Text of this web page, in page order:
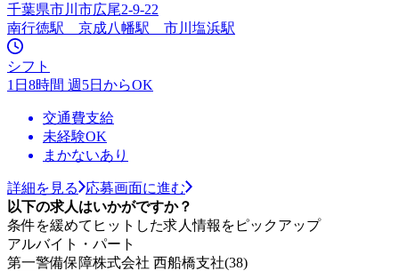
千葉県市川市広尾2-9-22
南行徳駅 京成八幡駅 市川塩浜駅
シフト
1日8時間 週5日からOK
交通費支給
未経験OK
まかないあり
詳細を見る
応募画面に進む
以下の求人はいかがですか？
条件を緩めてヒットした求人情報をピックアップ
アルバイト・パート
第一警備保障株式会社 西船橋支社(38)